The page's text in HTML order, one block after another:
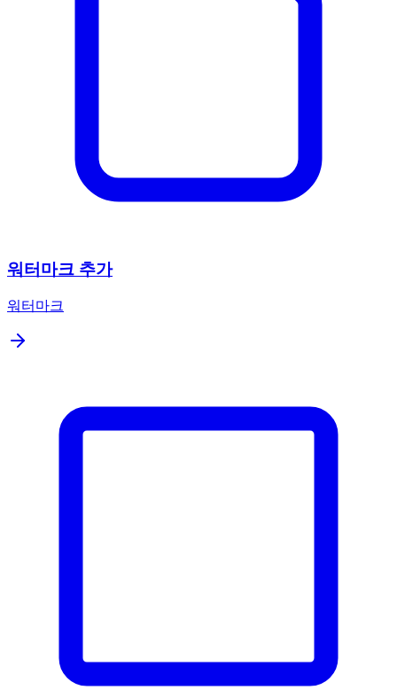
워터마크 추가
워터마크